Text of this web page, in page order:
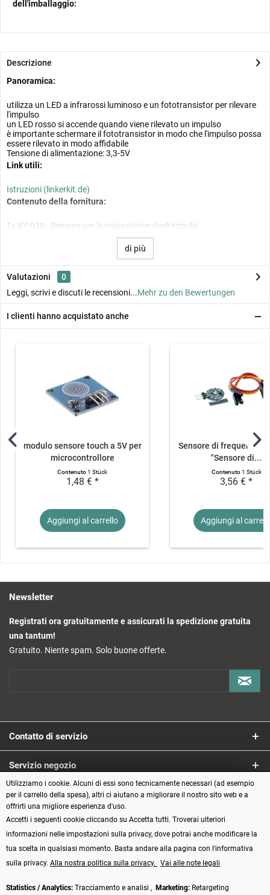
dell'imballaggio:
Descrizione
Panoramica:
utilizza un LED a infrarossi luminoso e un fototransistor per rilevare
l'impulso
un LED rosso si accende quando viene rilevato un impulso
è importante schermare il fototransistor in modo che l'impulso possa
essere rilevato in modo affidabile
Tensione di alimentazione: 3,3-5V
Link utili:
Istruzioni (linkerkit.de)
Contenuto della fornitura:
1x KY-039 - Sensore per la misurazione degli impulsi
di più
Valutazioni
0
Leggi, scrivi e discuti le recensioni...Mehr zu den Bewertungen
I clienti hanno acquistato anche
modulo sensore touch a 5V per
microcontrollore
Contenuto1 Stück
1,48 € *
Aggiungi al carrello
Sensore di frequenza
"Sensore di...
Contenuto1 Stück
3,56 € *
Aggiungi al
Newsletter
Registrati ora gratuitamente e assicurati la spedizione gratuita
una tantum!
Gratuito. Niente spam. Solo buone offerte.
Contatto di servizio
Servizio negozio
Informazioni
Metodi di pagamento
Utilizziamo i cookie. Alcuni di essi sono tecnicamente necessari (ad esempio
per il carrello della spesa), altri ci aiutano a migliorare il nostro sito web e a
offrirti una migliore esperienza d'uso.
Accetti i seguenti cookie cliccando su Accetta tutti. Troverai ulteriori
informazioni nelle impostazioni sulla privacy, dove potrai anche modificare la
tua scelta in qualsiasi momento. Basta andare alla pagina con l'informativa
sulla privacy. Alla nostra politica sulla privacy. Vai alle note legali
Statistics / Analytics: Tracciamento e analisi , Marketing: Retargeting